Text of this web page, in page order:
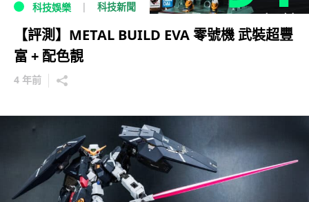
科技娛樂 科技新聞
【評測】METAL BUILD EVA 零號機 武裝超豐
富 + 配色靚
4 年前